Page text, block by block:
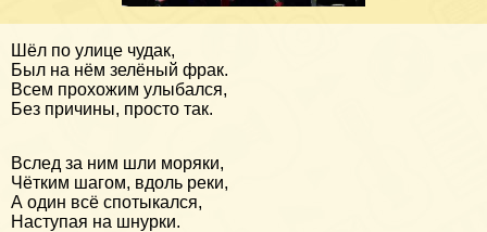
Шёл по улице чудак,
Был на нём зелёный фрак.
Всем прохожим улыбался,
Без причины, просто так.
Вслед за ним шли моряки,
Чётким шагом, вдоль реки,
А один всё спотыкался,
Наступая на шнурки.